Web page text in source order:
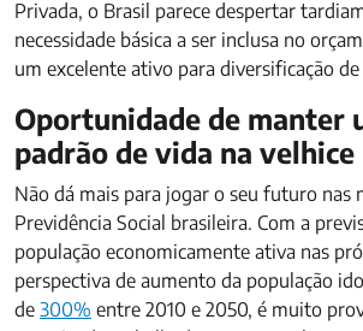
Privada, o Brasil parece despertar
necessidade básica a ser inclusa no
um excelente ativo para diversificação de
Oportunidade de manter
padrão de vida na velhice
Não dá mais para jogar o seu futuro nas
Previdência Social brasileira. Com a
população economicamente ativa nas
perspectiva de aumento da população
de 300% entre 2010 e 2050, é muito